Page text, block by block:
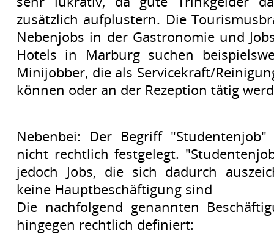
zusätzlich aufplustern. Die
Nebenjobs in der Gastronomie und
Hotels in Marburg suchen
Minijobber, die als Servicekraft/
können oder an der Rezeption tätig
Nebenbei: Der Begriff
nicht rechtlich festgelegt.
jedoch Jobs, die sich dadurch
keine Hauptbeschäftigung sind
Die nachfolgend genannten
hingegen rechtlich definiert: